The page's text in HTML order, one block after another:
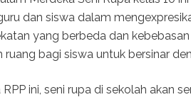
dan siswa dalam
yang berbeda dan
ruang bagi siswa untuk bersinar
ini, seni rupa di sekolah akan